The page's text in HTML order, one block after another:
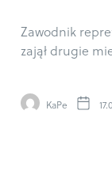
Zawodnik
zajął drugie
KaPe